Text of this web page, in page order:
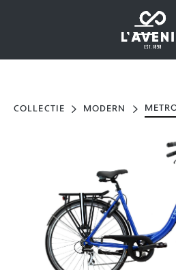
COLLECTIE MODERN